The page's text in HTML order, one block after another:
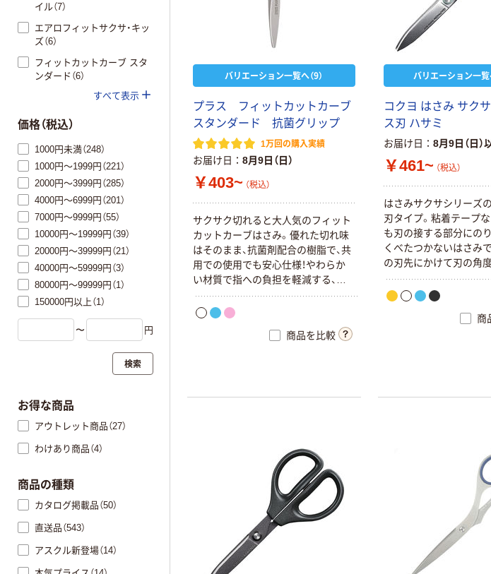
バリエーション一覧へ（9）
プラス フィットカットカーブ
スタンダード 抗菌グリップ
1万回の購入実績
お届け日 8月9日（日）
￥403~ （税込）
サクサク切れると大人気のフィット
カットカーブはさみ。優れた切れ味
はそのまま、抗菌剤配合の樹脂で、共
用での使用でも安心仕様！やわらか
い材質で指への負担を軽減する、低
反発グリップです。
商品を比較
バリエーション一覧
コクヨ はさみ サク
ス刃 ハサミ
お届け日 8月9日（日）
￥461~ （税込）
はさみサクサシリーズ
刃タイプ。粘着テープ
も刃の接する部分にの
くべたつかないはさみ
の刃先にかけて刃の角
がるため、根元から刃
で切れます。
商
イル（7）
エアロフィットサクサ・キッ
ズ（6）
フィットカットカーブ スタ
ンダード（6）
すべて表示
価格（税込）
1000円未満（248）
1000円～1999円（221）
2000円～3999円（285）
4000円～6999円（201）
7000円～9999円（55）
10000円～19999円（39）
20000円～39999円（21）
40000円～59999円（3）
80000円～99999円（1）
150000円以上（1）
〜 円
検索
お得な商品
アウトレット商品（27）
わけあり商品（4）
商品の種類
カタログ掲載品（50）
直送品（543）
アスクル新登場（14）